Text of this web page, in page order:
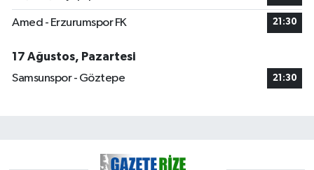
Amed - Erzurumspor FK 21:30
17 Ağustos, Pazartesi
Samsunspor - Göztepe
21:30